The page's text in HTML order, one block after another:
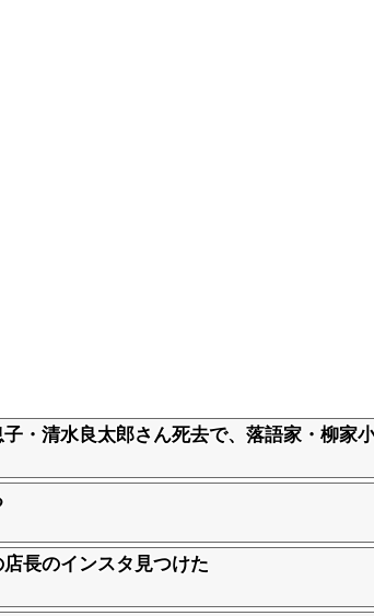
子・清水良太郎さん死去で、落語家・柳家
長のインスタ見つけた